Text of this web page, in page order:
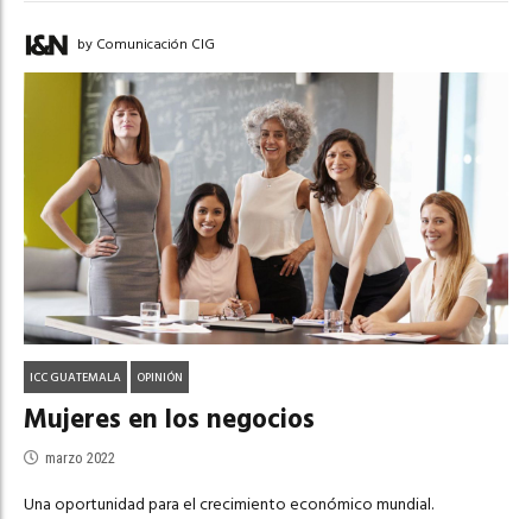
by Comunicación CIG
ICC GUATEMALA OPINIÓN
Mujeres en los negocios
marzo 2022
Una oportunidad para el crecimiento económico mundial.